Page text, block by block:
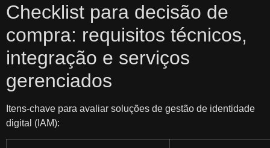
Checklist para decisão de
compra: requisitos técnicos,
integração e serviços
gerenciados
Itens-chave para avaliar soluções de gestão de identidade
digital (IAM):